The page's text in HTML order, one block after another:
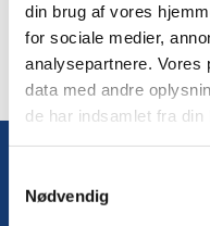
din brug af vores
for sociale medier,
analysepartnere. Vores
data med andre
de har indsamlet fra din
Nødvendig
Du vil